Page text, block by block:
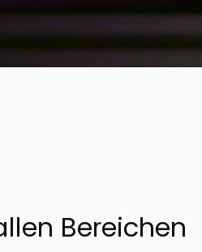
Bereichen